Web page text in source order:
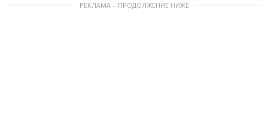
РЕКЛАМА – ПРОДОЛЖЕНИЕ НИЖЕ